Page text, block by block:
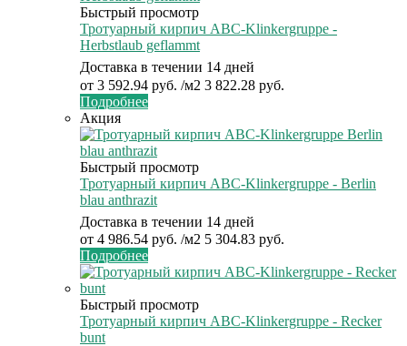
Быстрый просмотр
Тротуарный кирпич ABC-Klinkergruppe -
Herbstlaub geflammt
Доставка в течении 14 дней
от 3 592.94 руб. /м2 3 822.28 руб.
Подробнее
Акция
Быстрый просмотр
Тротуарный кирпич ABC-Klinkergruppe - Berlin
blau anthrazit
Доставка в течении 14 дней
от 4 986.54 руб. /м2 5 304.83 руб.
Подробнее
Быстрый просмотр
Тротуарный кирпич ABC-Klinkergruppe - Recker
bunt